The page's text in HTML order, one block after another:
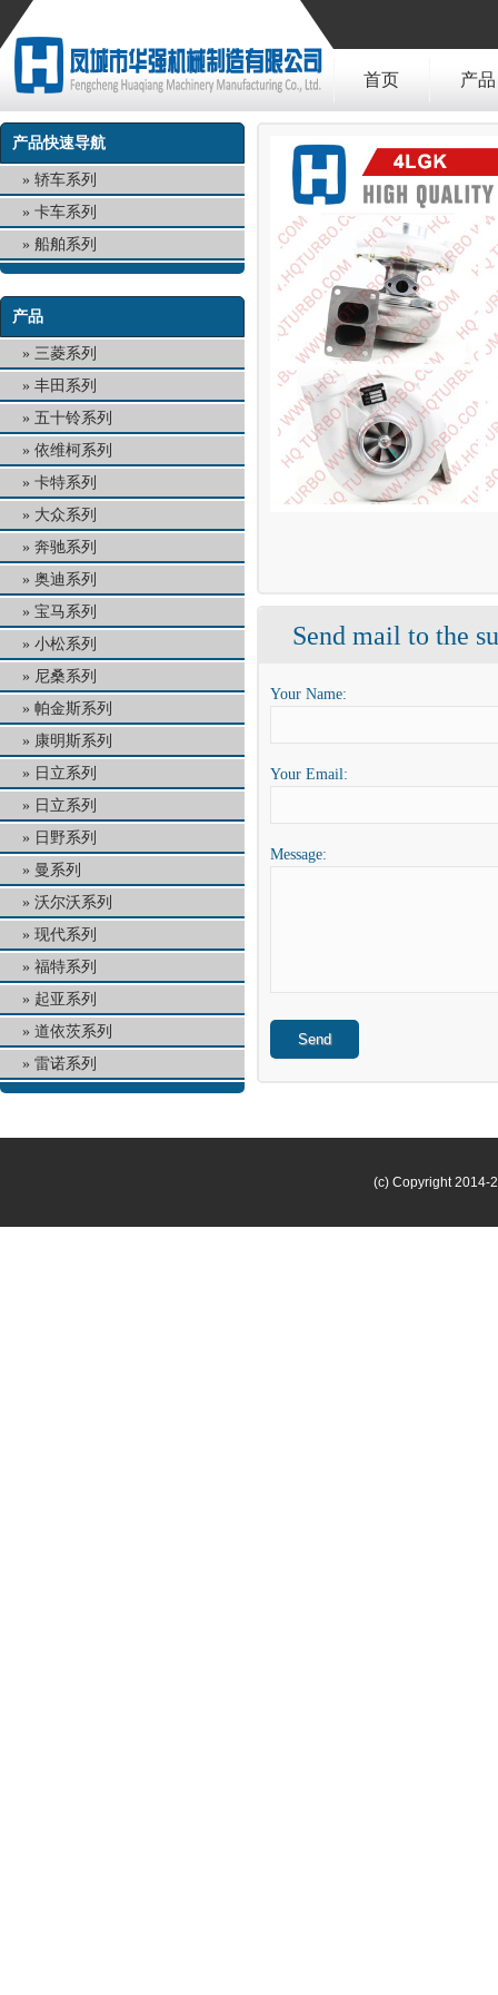
首页 产品
产品快速导航
轿车系列
卡车系列
船舶系列
产品
三菱系列
丰田系列
五十铃系列
依维柯系列
卡特系列
大众系列
奔驰系列
奥迪系列
宝马系列
小松系列
尼桑系列
帕金斯系列
康明斯系列
日立系列
日立系列
日野系列
曼系列
沃尔沃系列
现代系列
福特系列
起亚系列
道依茨系列
雷诺系列
Send mail to the
Your Name:
Your Email:
Message:
Send
(c) Copyright 2014-